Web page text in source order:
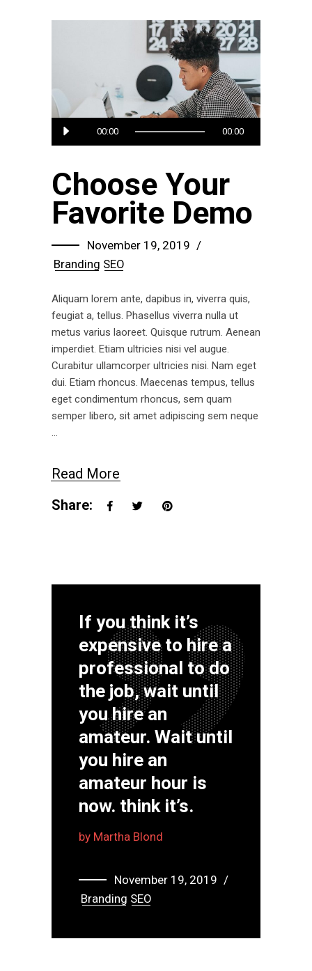
Audio
00:00 00:00
Choose Your
Favorite Demo
November 19, 2019
Branding SEO
Aliquam lorem ante, dapibus in, viverra quis,
feugiat a, tellus. Phasellus viverra nulla ut
metus varius laoreet. Quisque rutrum. Aenean
imperdiet. Etiam ultricies nisi vel augue.
Curabitur ullamcorper ultricies nisi. Nam eget
dui. Etiam rhoncus. Maecenas tempus, tellus
eget condimentum rhoncus, sem quam
semper libero, sit amet adipiscing sem neque
Read More
Share:
If you think it’s
expensive to hire a
professional to do
the job, wait until
you hire an
amateur. Wait until
you hire an
amateur hour is
now. think it’s.
by Martha Blond
November 19, 2019
Branding SEO